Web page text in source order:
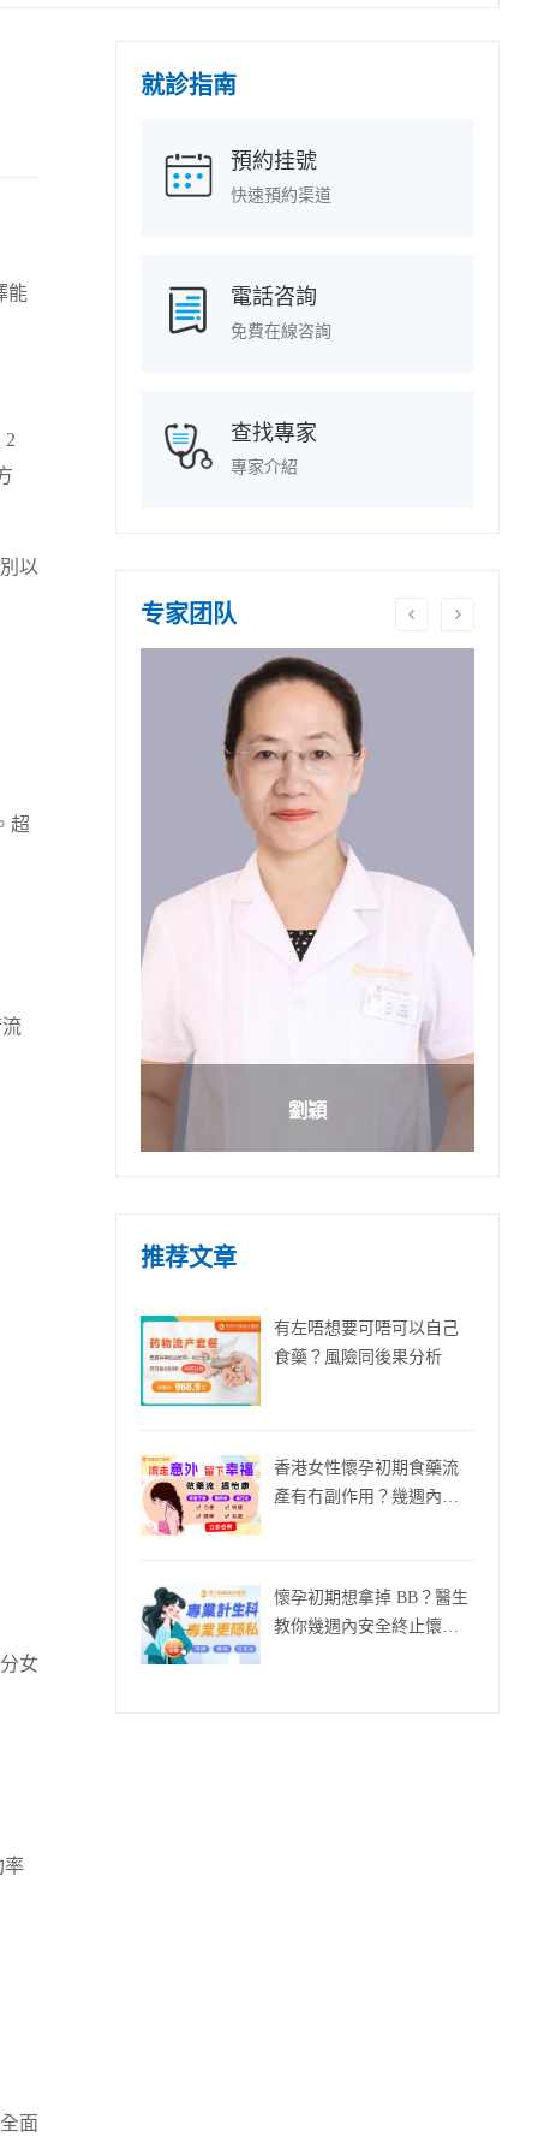
能
2
以
超
女
率
面
就診指南
預約挂號
快速預約渠道
電話咨詢
免費在線咨詢
查找專家
專家介紹
专家团队
劉穎
推荐文章
有左唔想要可唔可以自己
食藥？風險同後果分析
香港女性懷孕初期食藥流
產有冇副作用？幾週內先
懷孕初期想拿掉 BB？醫生
教你幾週內安全終止懷孕